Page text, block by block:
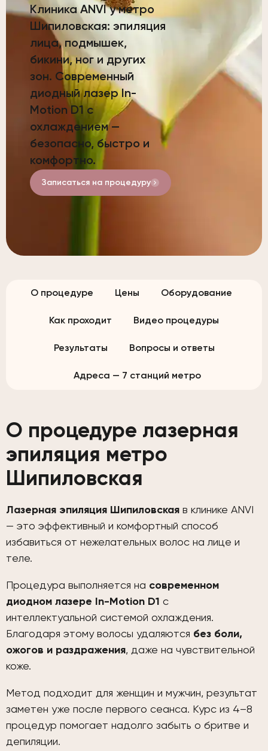
Клиника ANVI у метро
Шипиловская: эпиляция
лица, подмышек,
бикини, ног и других
зон. Современный
диодный лазер In-
Motion D1 с
охлаждением —
безопасно, быстро и
комфортно.
Записаться на процедуру
О процедуре Цены Оборудование
Как проходит Видео процедуры
Результаты Вопросы и ответы
Адреса — 7 станций метро
О процедуре лазерная
эпиляция метро
Шипиловская
Лазерная эпиляция Шипиловская в клинике ANVI
— это эффективный и комфортный способ
избавиться от нежелательных волос на лице и
теле.
Процедура выполняется на современном
диодном лазере In-Motion D1 с
интеллектуальной системой охлаждения.
Благодаря этому волосы удаляются без боли,
ожогов и раздражения, даже на чувствительной
коже.
Метод подходит для женщин и мужчин, результат
заметен уже после первого сеанса. Курс из 4–8
процедур помогает надолго забыть о бритве и
депиляции.